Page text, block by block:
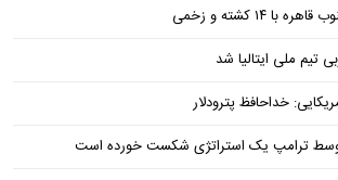
۱۴ کشته و زخمی
تیم ملی ایتالیا شد
خداحافظ پترودلار
توسط ترامپ یک استراتژی شکست خورده است